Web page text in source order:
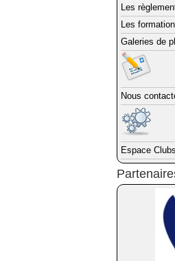
Les
Les
Galeries de
Nous
Espace